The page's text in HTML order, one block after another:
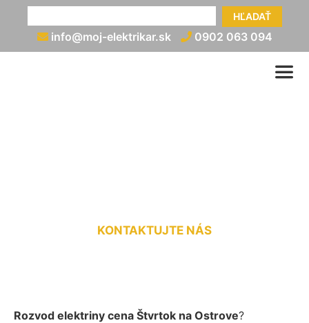
HĽADAŤ
info@moj-elektrikar.sk 0902 063 094
KONTAKTUJTE NÁS
Rozvod elektriny cena Štvrtok na Ostrove?